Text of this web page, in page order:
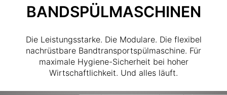
BANDSPÜLMASCHINEN
Die Leistungsstarke. Die Modulare. Die flexibel
nachrüstbare Bandtransportspülmaschine. Für
maximale Hygiene-Sicherheit bei hoher
Wirtschaftlichkeit. Und alles läuft.